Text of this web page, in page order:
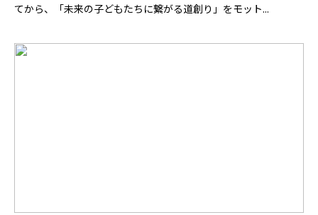
てから、「未来の子どもたちに繋がる道創り」をモット...